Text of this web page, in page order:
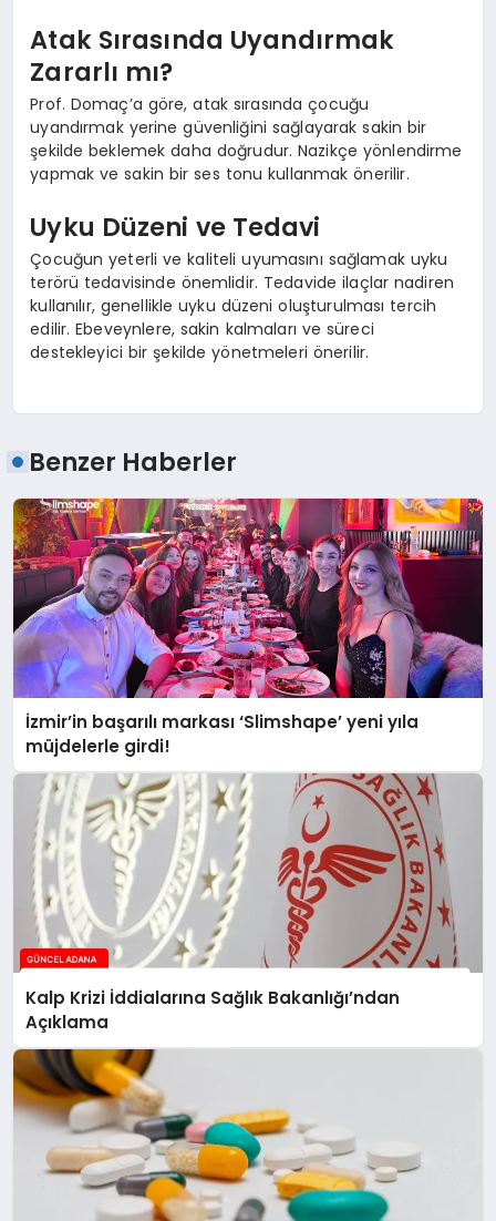
Atak Sırasında Uyandırmak
Zararlı mı?
Prof. Domaç’a göre, atak sırasında çocuğu
uyandırmak yerine güvenliğini sağlayarak sakin bir
şekilde beklemek daha doğrudur. Nazikçe yönlendirme
yapmak ve sakin bir ses tonu kullanmak önerilir.
Uyku Düzeni ve Tedavi
Çocuğun yeterli ve kaliteli uyumasını sağlamak uyku
terörü tedavisinde önemlidir. Tedavide ilaçlar nadiren
kullanılır, genellikle uyku düzeni oluşturulması tercih
edilir. Ebeveynlere, sakin kalmaları ve süreci
destekleyici bir şekilde yönetmeleri önerilir.
Benzer Haberler
İzmir’in başarılı markası ‘Slimshape’ yeni yıla
müjdelerle girdi!
Kalp Krizi İddialarına Sağlık Bakanlığı’ndan
Açıklama